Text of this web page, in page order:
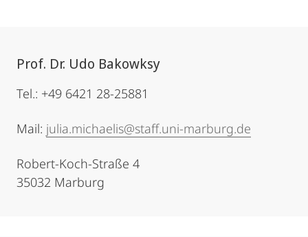
Prof. Dr. Udo Bakowksy
Tel.: +49 6421 28-25881
Mail: julia.michaelis@staff.uni-marburg.de
Robert-Koch-Straße 4
35032 Marburg